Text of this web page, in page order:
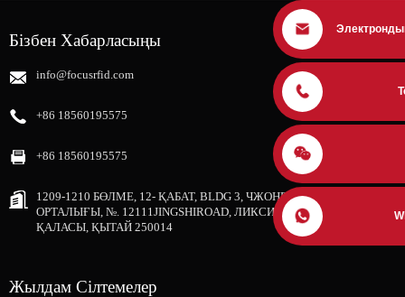
Бізбен Хабарласыңы
info@focusrfid.com
+86 18560195575
+86 18560195575
1209-1210 БӨЛМЕ, 12- ҚАБАТ, BLDG 3, ЧЖОНГРУН ШИЖИ
ОРТАЛЫҒЫ, №. 12111JINGSHIROAD, ЛИКСИЯ АУДАНЫ, ЦЗИНАН
ҚАЛАСЫ, ҚЫТАЙ 250014
Жылдам Сілтемелер